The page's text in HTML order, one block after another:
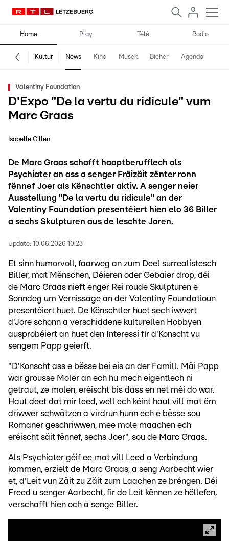
Home Play Télé Radio
Kultur News Kino Musek Bicher Agenda
Valentiny Foundation
D'Expo "De la vertu du ridicule" vum
Marc Graas
Isabelle Gillen
De Marc Graas schafft haaptberufflech als
Psychiater an ass a senger Fräizäit zënter ronn
fënnef Joer als Kënschtler aktiv. A senger neier
Ausstellung "De la vertu du ridicule" an der
Valentiny Foundation presentéiert hien elo 36 Biller
a sechs Skulpturen aus de leschte Joren.
Update: 10.06.2026 10:23
Et sinn humorvoll, faarweg an zum Deel surrealistesch
Biller, mat Mënschen, Déieren oder Gebaier drop, déi
de Marc Graas nieft enger Rei roude Skulpturen e
Sonndeg um Vernissage an der Valentiny Foundatioun
presentéiert huet. De Kënschtler huet sech iwwert
d'Jore schonn a verschiddene kulturellen Hobbyen
ausprobéiert an huet den Interessi fir d'Konscht vu
sengem Papp geierft.
"D'Konscht ass e bësse bei eis an der Famill. Mäi Papp
war grousse Moler an ech hu mech eigentlech ni
getraut, ze molen, eréischt bis dass en net méi do war.
Haut deet dat mir leed, well ech kéint haut vill mat ëm
driwwer schwätzen a virdrun hunn ech e bësse sou
Romaner geschriwwen, mee mole maachen ech
eréischt säit fënnef, sechs Joer", sou de Marc Graas.
Als Psychiater géif ee mat vill Leed a Verbindung
kommen, erzielt de Marc Graas, a seng Aarbecht wier
et, d'Leit vun Zäit zu Zäit zum Laachen ze bréngen. Déi
Freed u senger Aarbecht, fir de Leit kënnen ze hëllefen,
verschafft hien och a senge Biller.